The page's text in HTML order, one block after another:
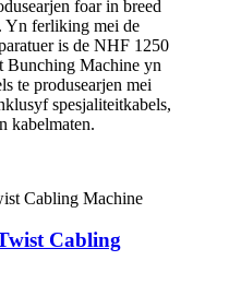
foar in breed
Yn ferliking mei de
is de NHF 1250
Bunching Machine yn
te produsearjen mei
spesjaliteitkabels,
kabelmaten.
Cabling